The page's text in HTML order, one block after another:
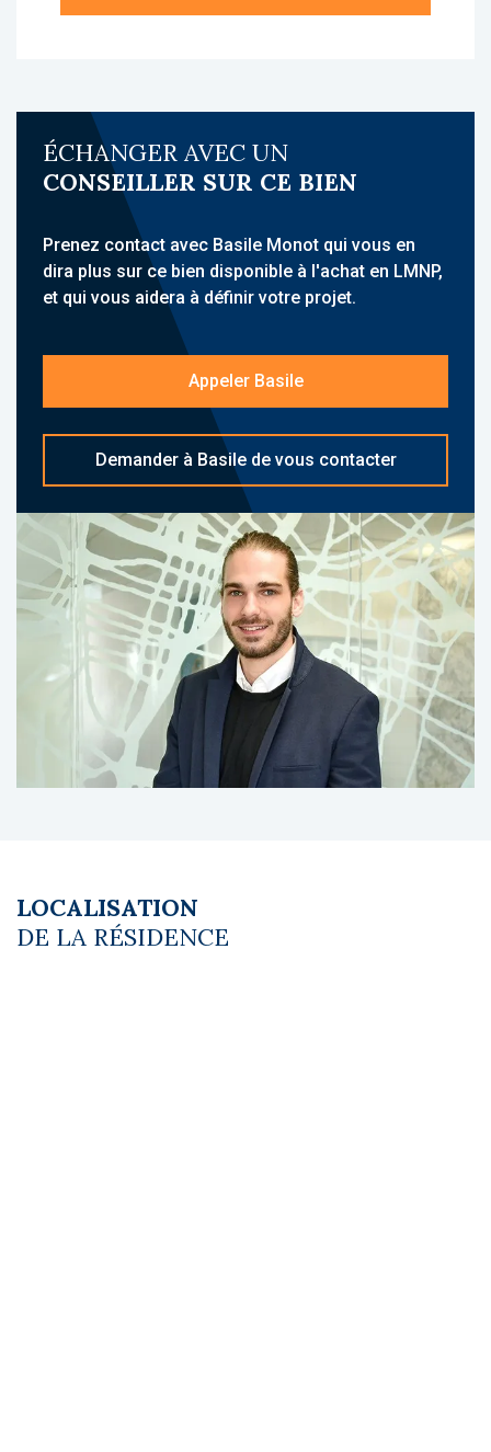
résidence Seniors, idéalement située à
Yzeure, à proximité des commerces, services
du quotidien et infrastructures médicales. Elle
accueille une clientèle senior et propose des
hébergements meublés avec services para-
hôteliers.
Son emplacement à quelques minutes du
centre-ville de Moulins, proche des axes
routiers et des transports, constitue un atout
complètes : accueil, restauration, espaces de
convivialité, animations, sécurité,
blanchisserie, jardin et parking. La
copropriété comprend plusieurs logements
adaptés aux seniors autonomes.
A propos du gestionnaire occupant :
Obeo est un gestionnaire spécialisé dans les
résidences seniors, reconnu pour la qualité
de son accompagnement des résidents et
son expertise dans l’exploitation de
résidences services.
Les diagnostics sont en cours de réalisation.
27736 Bien soumis au statut juridique de la
Copropriété. Charges annuelles de
copropriété (Montant moyen annuel quote-
ÉCHANGER AVEC UN
CONSEILLER SUR CE BIEN
Prenez contact avec Basile Monot qui vous en
dira plus sur ce bien disponible à l'achat en LMNP,
et qui vous aidera à définir votre projet.
Appeler Basile
Demander à Basile de vous contacter
LOCALISATION
DE LA RÉSIDENCE